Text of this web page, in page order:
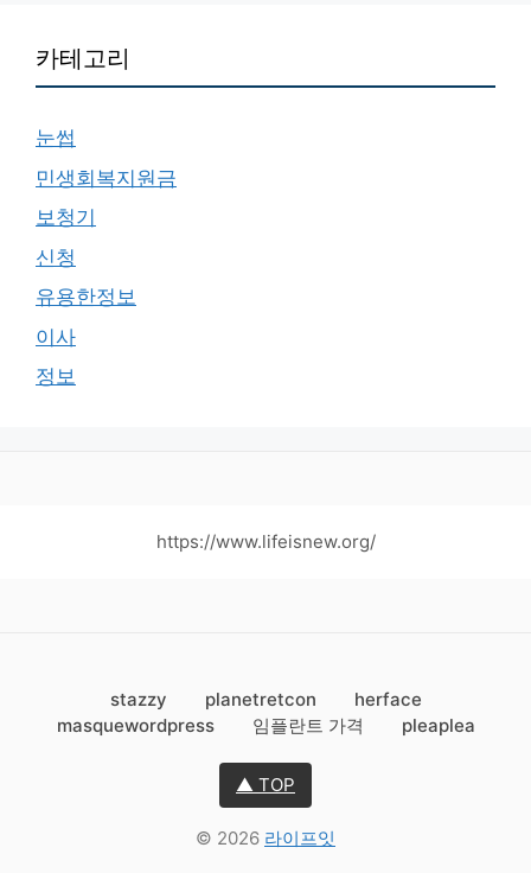
카테고리
눈썹
민생회복지원금
보청기
신청
유용한정보
이사
정보
https://www.lifeisnew.org/
stazzy planetretcon
herface
masquewordpress
임플란트 가격 pleaplea
▲ TOP
© 2026 라이프잇